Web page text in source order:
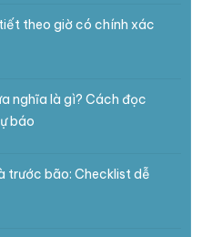
theo giờ có chính xác
nghĩa là gì? Cách đọc
báo
trước bão: Checklist dễ